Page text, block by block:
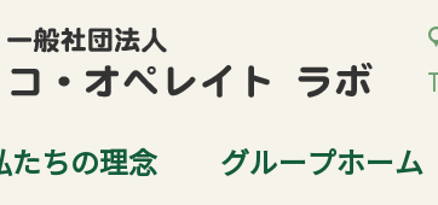
たちの理念 グループホーム